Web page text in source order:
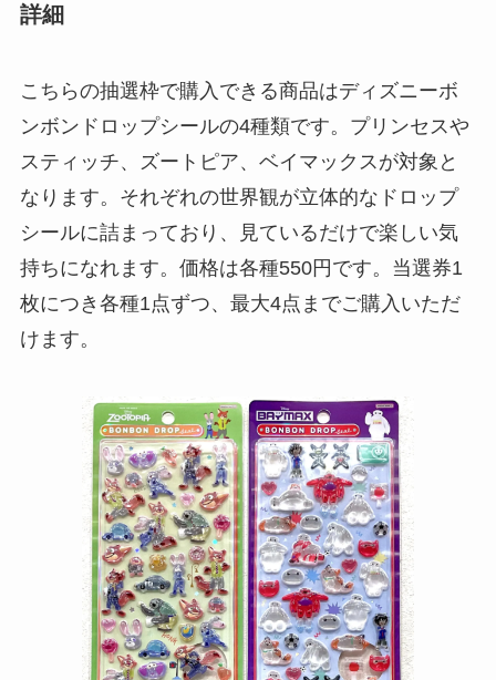
詳細
こちらの抽選枠で購入できる商品はディズニーボ
ンボンドロップシールの4種類です。プリンセスや
スティッチ、ズートピア、ベイマックスが対象と
なります。それぞれの世界観が立体的なドロップ
シールに詰まっており、見ているだけで楽しい気
持ちになれます。価格は各種550円です。当選券1
枚につき各種1点ずつ、最大4点までご購入いただ
けます。